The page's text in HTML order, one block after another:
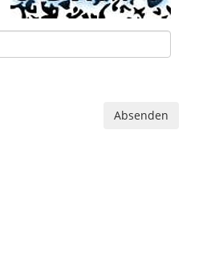
Absenden